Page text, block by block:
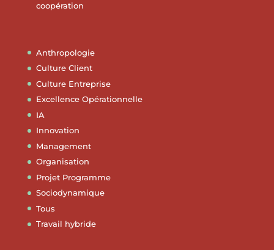
coopération
Anthropologie
Culture Client
Culture Entreprise
Excellence Opérationnelle
IA
Innovation
Management
Organisation
Projet Programme
Sociodynamique
Tous
Travail hybride